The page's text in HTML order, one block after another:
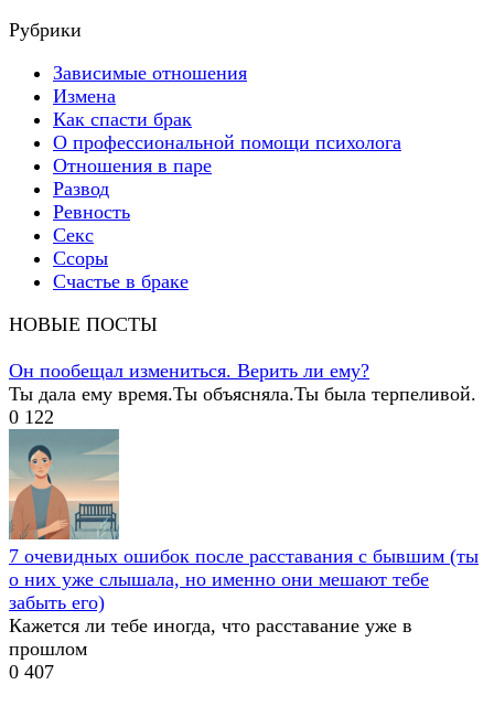
Рубрики
Зависимые отношения
Измена
Как спасти брак
О профессиональной помощи психолога
Отношения в паре
Развод
Ревность
Секс
Ссоры
Счастье в браке
НОВЫЕ ПОСТЫ
Он пообещал измениться. Верить ли ему?
Ты дала ему время.Ты объясняла.Ты была терпеливой.
0 122
7 очевидных ошибок после расставания с бывшим (ты
о них уже слышала, но именно они мешают тебе
забыть его)
Кажется ли тебе иногда, что расставание уже в
прошлом
0 407